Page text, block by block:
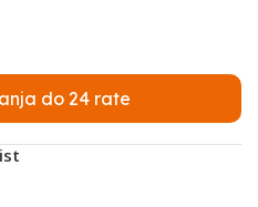
do 24 rate